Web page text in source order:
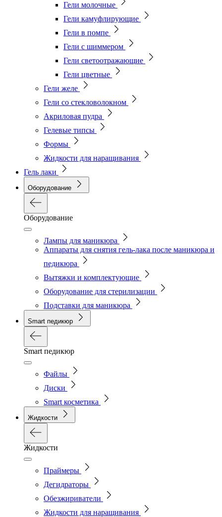
Гели молочные
Гели камуфлирующие
Гели в помпе
Гели с шиммером
Гели светоотражающие
Гели цветные
Гели желе
Гели со стекловолокном
Акриловая пудра
Гелевые типсы
Формы
Жидкости для наращивания
Гель лаки
Оборудование
Оборудование
Лампы для маникюра
Аппараты для снятия гель-лака после маникюра и
педикюра
Вытяжки и комплектующие
Оборудование для стерилизации
Подставки для маникюра
Smart педикюр
Smart педикюр
Файлы
Диски
Smart косметика
Жидкости
Жидкости
Праймеры
Дегидраторы
Обезжириватели
Жидкости для наращивания